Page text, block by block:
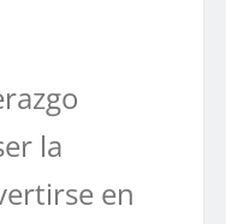
la
en